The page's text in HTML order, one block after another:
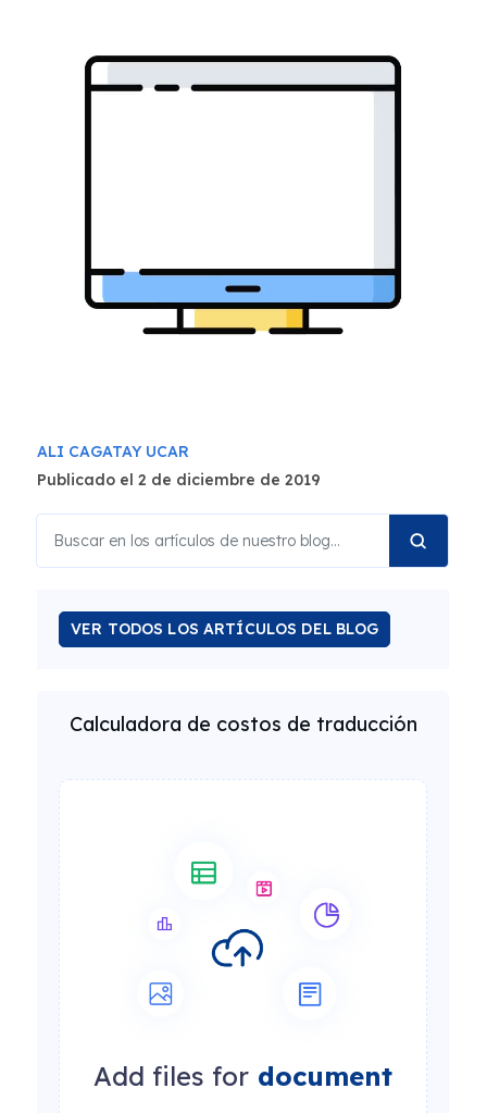
ALI CAGATAY UCAR
Publicado el 2 de diciembre de 2019
VER TODOS LOS ARTÍCULOS DEL BLOG
Calculadora de costos de traducción
Add files for document